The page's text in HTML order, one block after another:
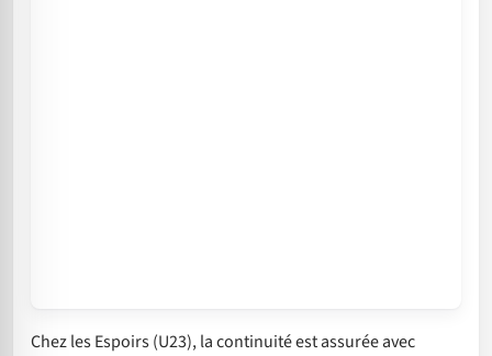
Chez les Espoirs (U23), la continuité est assurée avec